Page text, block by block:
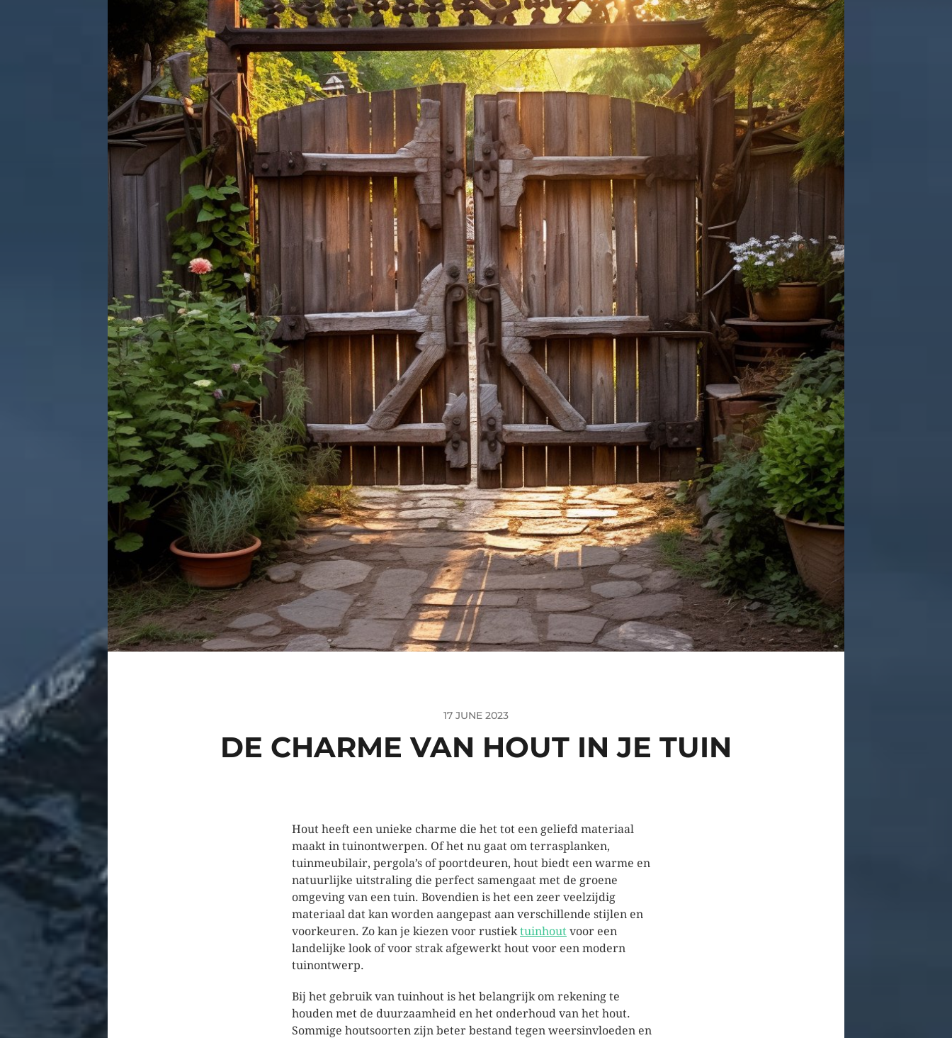
17 JUNE 2023
DE CHARME VAN HOUT IN JE TUIN
Hout heeft een unieke charme die het tot een geliefd materiaal
maakt in tuinontwerpen. Of het nu gaat om terrasplanken,
tuinmeubilair, pergola’s of poortdeuren, hout biedt een warme en
natuurlijke uitstraling die perfect samengaat met de groene
omgeving van een tuin. Bovendien is het een zeer veelzijdig
materiaal dat kan worden aangepast aan verschillende stijlen en
voorkeuren. Zo kan je kiezen voor rustiektuinhout voor een
landelijke look of voor strak afgewerkt hout voor een modern
tuinontwerp.
Bij het gebruik van tuinhout is het belangrijk om rekening te
houden met de duurzaamheid en het onderhoud van het hout.
Sommige houtsoorten zijn beter bestand tegen weersinvloeden en